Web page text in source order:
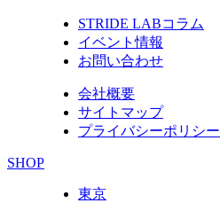
STRIDE LABコラム
イベント情報
お問い合わせ
会社概要
サイトマップ
プライバシーポリシー
SHOP
東京